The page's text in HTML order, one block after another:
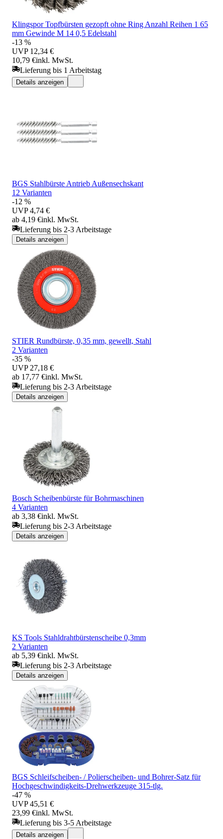
Klingspor Topfbürsten gezopft ohne Ring Anzahl Reihen 1 65
mm Gewinde M 14 0,5 Edelstahl
-13 %
UVP 12,34 €
10,79 €inkl. MwSt.
Lieferung bis 1 Arbeitstag
Details anzeigen
BGS Stahlbürste Antrieb Außensechskant
12 Varianten
-12 %
UVP 4,74 €
ab 4,19 €inkl. MwSt.
Lieferung bis 2-3 Arbeitstage
Details anzeigen
STIER Rundbürste, 0,35 mm, gewellt, Stahl
2 Varianten
-35 %
UVP 27,18 €
ab 17,77 €inkl. MwSt.
Lieferung bis 2-3 Arbeitstage
Details anzeigen
Bosch Scheibenbürste für Bohrmaschinen
4 Varianten
ab 3,38 €inkl. MwSt.
Lieferung bis 2-3 Arbeitstage
Details anzeigen
KS Tools Stahldrahtbürstenscheibe 0,3mm
2 Varianten
ab 5,39 €inkl. MwSt.
Lieferung bis 2-3 Arbeitstage
Details anzeigen
BGS Schleifscheiben- / Polierscheiben- und Bohrer-Satz für
Hochgeschwindigkeits-Drehwerkzeuge 315-tlg.
-47 %
UVP 45,51 €
23,99 €inkl. MwSt.
Lieferung bis 3-5 Arbeitstage
Details anzeigen